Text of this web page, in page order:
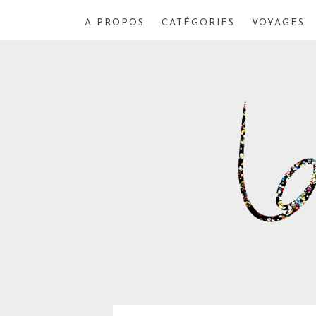
A PROPOS CATÉGORIES VOYAGES